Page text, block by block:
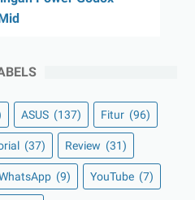
ASUS (137) Fitur (96)
(37) Review (31)
(9) YouTube (7)